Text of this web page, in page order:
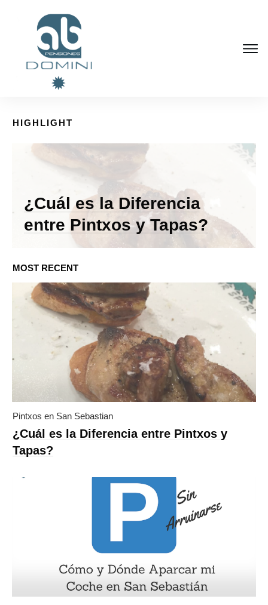
HIGHLIGHT
¿Cuál es la Diferencia
entre Pintxos y Tapas?
MOST RECENT
Pintxos en San Sebastian
¿Cuál es la Diferencia entre Pintxos y
Tapas?